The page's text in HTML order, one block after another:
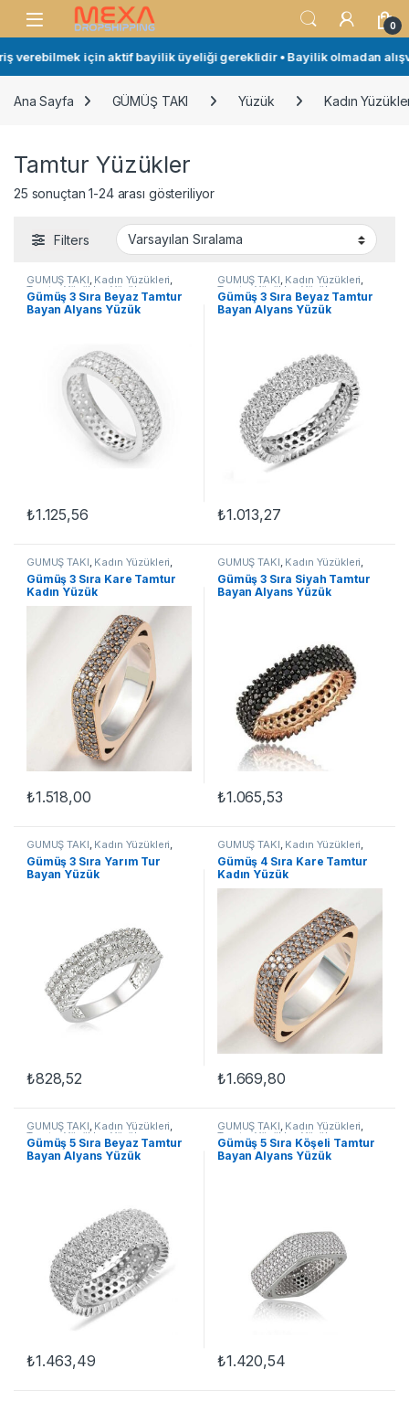
Skip to navigation
Skip to content
Open 0
için aktif bayilik üyeliği gereklidir • Bayilik olmadan
Ana Sayfa GÜMÜŞ TAKI Yüzük Kadın
Tamtur Yüzükler
25 sonuçtan 1-24 arası gösteriliyor
Filters
GÜMÜŞ TAKI, Kadın Yüzükleri,
Tamtur Yüzükler ,Yüzük
Gümüş 3 Sıra Beyaz Tamtur
Bayan Alyans Yüzük
₺1.125,56
Bu ürünün birden fazla varyasyonu var. Seçenekler ürün
GÜMÜŞ TAKI, Kadın Yüzükleri,
Tamtur Yüzükler ,Yüzük
Gümüş 3 Sıra Beyaz Tamtur
Bayan Alyans Yüzük
₺1.013,27
Bu ürünün birden fazla
GÜMÜŞ TAKI, Kadın Yüzükleri,
Tamtur Yüzükler ,Yüzük
Gümüş 3 Sıra Kare Tamtur
Kadın Yüzük
₺1.518,00
Bu ürünün birden fazla varyasyonu var. Seçenekler ürün
GÜMÜŞ TAKI, Kadın Yüzükleri,
Tamtur Yüzükler ,Yüzük
Gümüş 3 Sıra Siyah Tamtur
Bayan Alyans Yüzük
₺1.065,53
Bu ürünün birden fazla
GÜMÜŞ TAKI Kadın Yüzükleri
Tamtur Yüzükler
Gümüş 3 Sıra Yarım Tur
Bayan Yüzük
₺828,52
Bu ürünün birden fazla varyasyonu var. Seçenekler ürün
GÜMÜŞ TAKI Kadın Yüzükleri
Tamtur Yüzükler
Gümüş 4 Sıra Kare Tamtur
Kadın Yüzük
₺1.669,80
Bu ürünün birden fazla
GÜMÜŞ TAKI, Kadın Yüzükleri,
Tamtur Yüzükler ,Yüzük
Gümüş 5 Sıra Beyaz Tamtur
Bayan Alyans Yüzük
₺1.463,49
Bu ürünün birden fazla varyasyonu var. Seçenekler ürün
GÜMÜŞ TAKI, Kadın Yüzükleri,
Tamtur Yüzükler ,Yüzük
Gümüş 5 Sıra Köşeli Tamtur
Bayan Alyans Yüzük
₺1.420,54
Bu ürünün birden fazla